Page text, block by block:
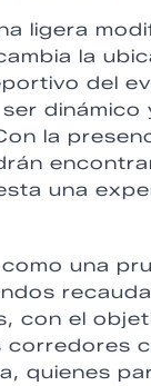
ligera
la
del
dinámico
la
una
una
con el
quienes